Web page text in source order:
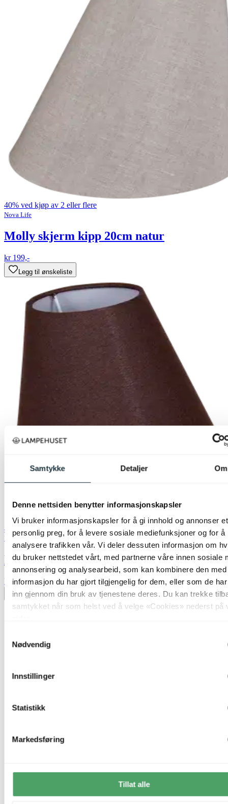
Samtykke Detaljer Om
Denne nettsiden benytter informasjonskapsler
Vi bruker informasjonskapsler for å gi innhold og annonser et
personlig preg, for å levere sosiale mediefunksjoner og for å
analysere trafikken vår. Vi deler dessuten informasjon om
du bruker nettstedet vårt, med partnerne våre innen sosiale
annonsering og analysearbeid, som kan kombinere den med
informasjon du har gjort tilgjengelig for dem, eller som de
inn gjennom din bruk av tjenestene deres. Du kan trekke
samtykket når som helst ved å velge «Cookies» nederst på
Nødvendig
Innstillinger
Statistikk
Markedsføring
Tillat alle
40% ved kjøp av 2 eller flere
Nova Life
Molly skjerm kipp 20cm natur
kr 199,-
Legg til ønskeliste
40% ved kjøp av 2 eller flere
Nova Life
Molly skjerm kipp 20cm brun
kr 199,-
Legg til ønskeliste